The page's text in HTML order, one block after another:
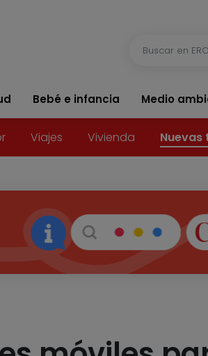
Bebé e infancia Medio
Viajes Vivienda